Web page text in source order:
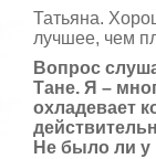
Татьяна.
лучшее, чем
Вопрос
Тане. Я –
охладевает
Не было ли у